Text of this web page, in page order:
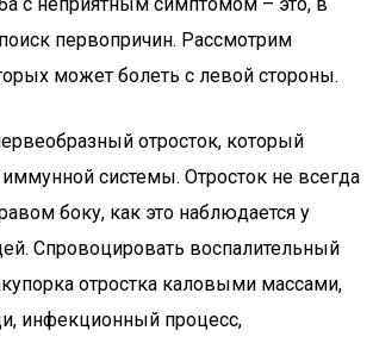
первопричин. Рассмотрим
может болеть с левой стороны.
отросток, который
системы. Отросток не всегда
боку, как это наблюдается у
Спровоцировать воспалительный
отростка каловыми массами,
инфекционный процесс,